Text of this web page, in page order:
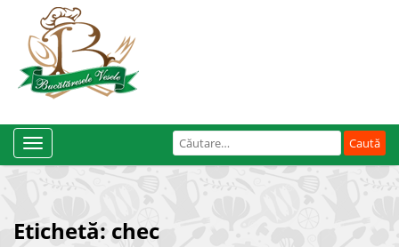
Caută
după:
Toggle
Navigation
Etichetă: chec